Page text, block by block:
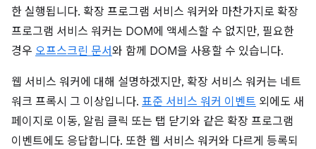
한 실행됩니다. 확장 프로그램 서비스 워커와 마찬가지로 확장
프로그램 서비스 워커는 DOM에 액세스할 수 없지만, 필요한
경우 오프스크린 문서와 함께 DOM을 사용할 수 있습니다.
웹 서비스 워커에 대해 설명하겠지만, 확장 서비스 워커는 네트
워크 프록시 그 이상입니다. 표준 서비스 워커 이벤트 외에도 새
페이지로 이동, 알림 클릭 또는 탭 닫기와 같은 확장 프로그램
이벤트에도 응답합니다. 또한 웹 서비스 워커와 다르게 등록되